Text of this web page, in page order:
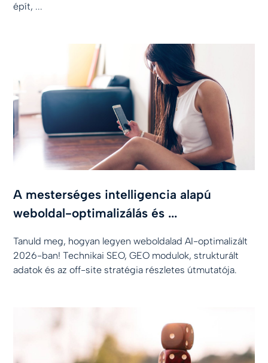
épít, ...
A mesterséges intelligencia alapú
weboldal-optimalizálás és ...
Tanuld meg, hogyan legyen weboldalad AI-optimalizált
2026-ban! Technikai SEO, GEO modulok, strukturált
adatok és az off-site stratégia részletes útmutatója.